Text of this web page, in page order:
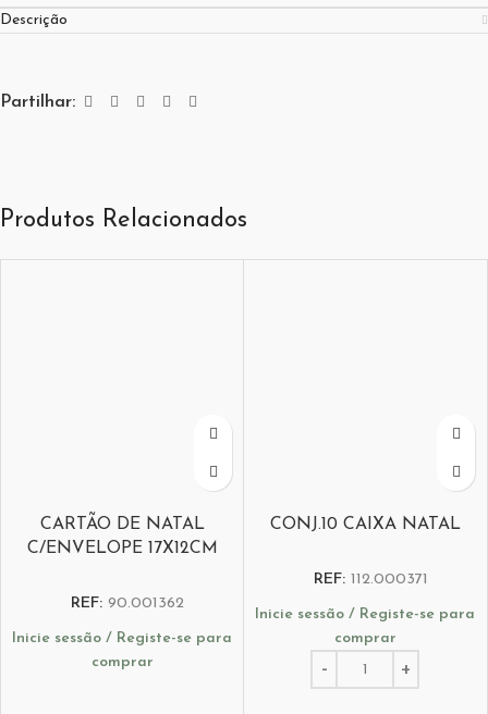
Descrição
Partilhar:
Produtos Relacionados
CARTÃO DE NATAL
C/ENVELOPE 17X12CM
REF: 90.001362
Inicie sessão / Registe-se para
comprar
CONJ.10 CAIXA NATAL
REF: 112.000371
Inicie sessão / Registe-se para
comprar